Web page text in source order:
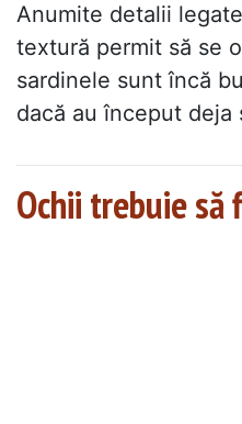
Anumite detalii
textură permit să se
sardinele sunt încă
dacă au început deja
Ochii trebuie